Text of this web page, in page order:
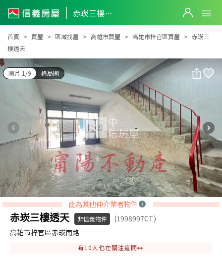
赤崁三樓透天
赤崁三樓透天
首頁 買屋 區域找屋 高雄市買屋 高雄市梓官區買屋
赤崁三
樓透天
圖片 1/9 格局圖
此為其他仲介業者物件
赤崁三樓透天 非信義物件
(1998997CT)
高雄市梓官區赤崁南路
有10 人也在關注這間👀